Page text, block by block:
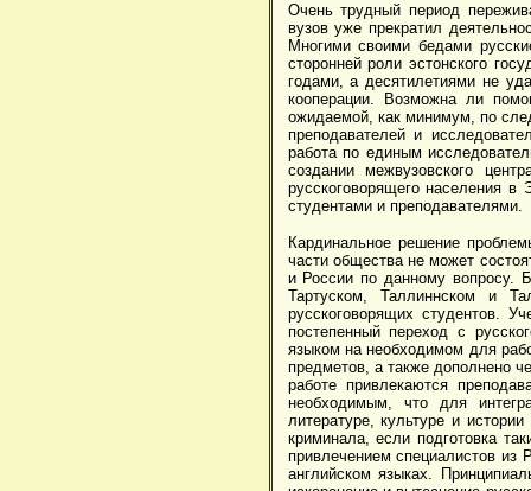
Очень трудный период
вузов уже прекратил
Многими своими бедами
сторонней роли эстонского
годами, а десятилетиями не
кооперации. Возможна ли
ожидаемой, как минимум, по
преподавателей и
работа по единым
создании межвузовского
русскоговорящего населения
студентами и преподавателями.
Кардинальное решение
части общества не может
и России по данному вопросу.
Тартуском, Таллиннском и
русскоговорящих студентов.
постепенный переход с
языком на необходимом для
предметов, а также дополнено
работе привлекаются
необходимым, что для
литературе, культуре и
криминала, если подготовка
привлечением специалистов из
английском языках.